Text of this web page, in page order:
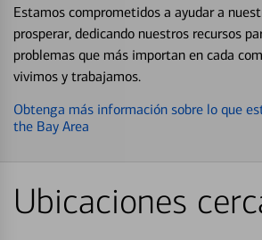
Estamos comprometidos a ayudar a
prosperar, dedicando nuestros recursos
problemas que más importan en cada
vivimos y trabajamos.
Obtenga más información sobre lo que
the Bay Area
Ubicaciones